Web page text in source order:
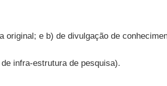
e b) de divulgação de
infra-estrutura de pesquisa).